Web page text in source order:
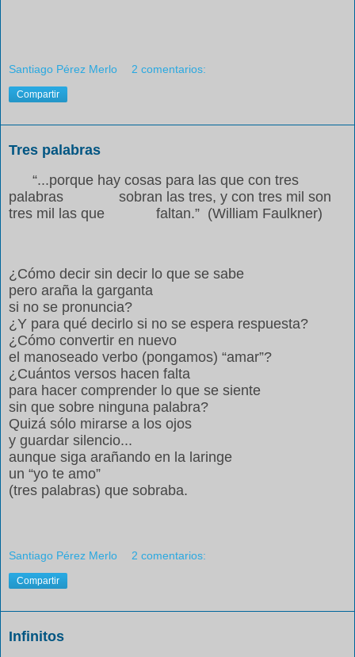
Santiago Pérez Merlo 2 comentarios:
Compartir
Tres palabras
“...porque hay cosas para las que con tres
palabras sobran las tres, y con tres mil son
tres mil las que faltan.” (William Faulkner)
¿Cómo decir sin decir lo que se sabe
pero araña la garganta
si no se pronuncia?
¿Y para qué decirlo si no se espera respuesta?
¿Cómo convertir en nuevo
el manoseado verbo (pongamos) “amar”?
¿Cuántos versos hacen falta
para hacer comprender lo que se siente
sin que sobre ninguna palabra?
Quizá sólo mirarse a los ojos
y guardar silencio...
aunque siga arañando en la laringe
un “yo te amo”
(tres palabras) que sobraba.
Santiago Pérez Merlo 2 comentarios:
Compartir
Infinitos